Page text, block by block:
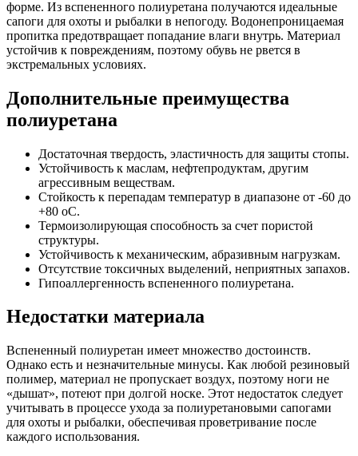
форме. Из вспененного полиуретана получаются идеальные
сапоги для охоты и рыбалки в непогоду. Водонепроницаемая
пропитка предотвращает попадание влаги внутрь. Материал
устойчив к повреждениям, поэтому обувь не рвется в
экстремальных условиях.
Дополнительные преимущества
полиуретана
Достаточная твердость, эластичность для защиты стопы.
Устойчивость к маслам, нефтепродуктам, другим
агрессивным веществам.
Стойкость к перепадам температур в диапазоне от -60 до
+80 оС.
Термоизолирующая способность за счет пористой
структуры.
Устойчивость к механическим, абразивным нагрузкам.
Отсутствие токсичных выделений, неприятных запахов.
Гипоаллергенность вспененного полиуретана.
Недостатки материала
Вспененный полиуретан имеет множество достоинств.
Однако есть и незначительные минусы. Как любой резиновый
полимер, материал не пропускает воздух, поэтому ноги не
«дышат», потеют при долгой носке. Этот недостаток следует
учитывать в процессе ухода за полиуретановыми сапогами
для охоты и рыбалки, обеспечивая проветривание после
каждого использования.